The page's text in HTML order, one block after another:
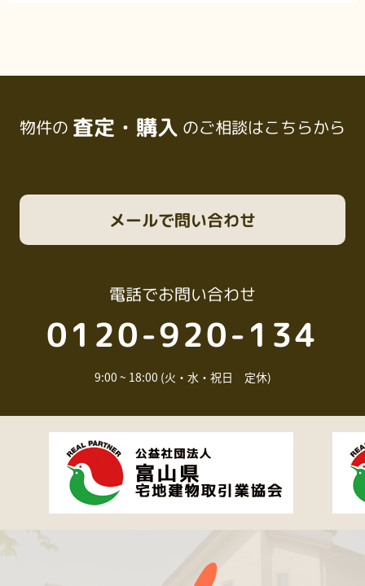
物件の 査定・購入 のご相談はこちらから
電話でお問い合わせ
0120-920-134
9:00 ~ 18:00 (火・水・祝日 定休)
メールで問い合わせ